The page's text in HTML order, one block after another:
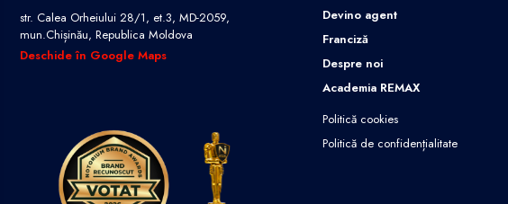
str. Calea Orheiului 28/1, et.3, MD-2059,
mun.Chișinău, Republica Moldova
Deschide în Google Maps
Devino agent
Franciză
Despre noi
Academia REMAX
Politică cookies
Politică de confidențialitate